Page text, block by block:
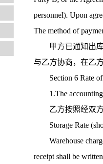
personnel). Upon
The method of
甲方已通知出库
与乙方协商，在乙
Section 6 Rate of
1.The accounting
乙方按照经双方
Storage Rate
Warehouse
receipt shall be